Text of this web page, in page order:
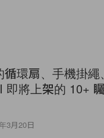
環扇、手機掛
將上架的 10+
3月20日